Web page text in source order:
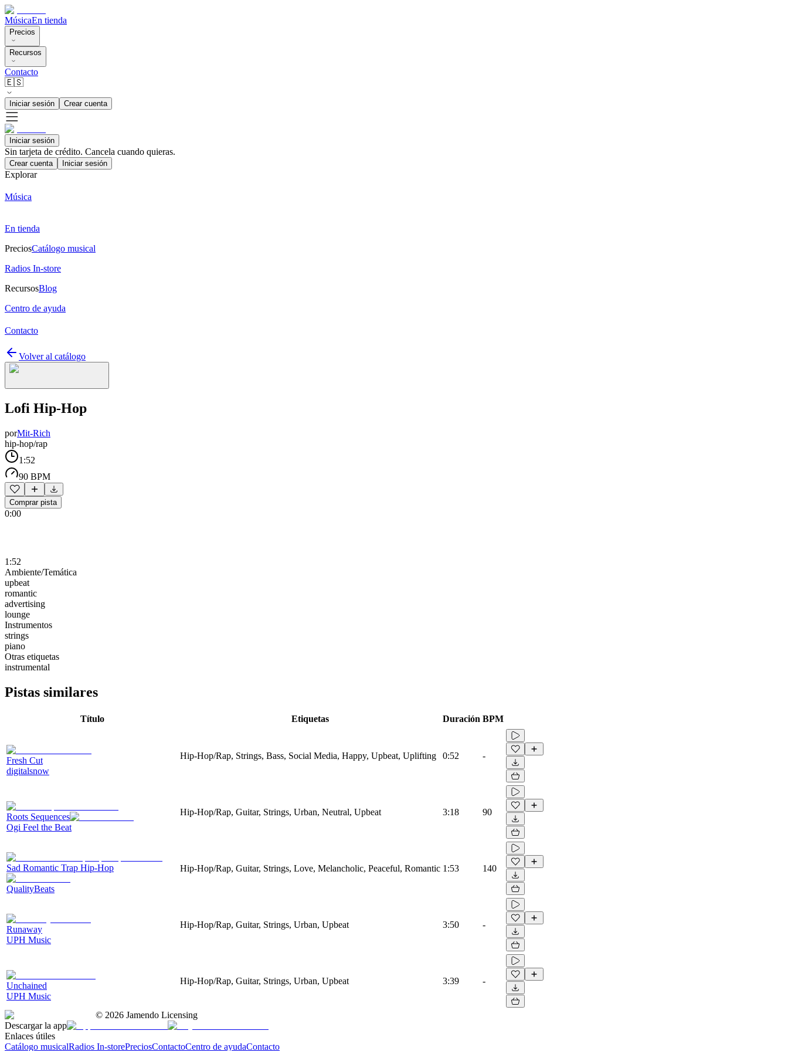
MúsicaEn tienda
Precios
Recursos
Contacto
🇪🇸
Iniciar sesión Crear cuenta
Iniciar sesión
Sin tarjeta de crédito. Cancela cuando quieras.
Crear cuenta Iniciar sesión
Explorar
Música
En tienda
PreciosCatálogo musical
Radios In-store
RecursosBlog
Centro de ayuda
Contacto
Volver al catálogo
Lofi Hip-Hop
porMit-Rich
hip-hop/rap
1:52
90 BPM
Comprar pista
0:00
1:52
Ambiente/Temática
upbeat
romantic
advertising
lounge
Instrumentos
strings
piano
Otras etiquetas
instrumental
Pistas similares
Título Etiquetas Duración BPM
Fresh Cut
digitalsnow
Hip-Hop/Rap, Strings, Bass, Social Media, Happy, Upbeat, Uplifting 0:52 -
Roots Sequences
Ogi Feel the Beat
Hip-Hop/Rap, Guitar, Strings, Urban, Neutral, Upbeat 3:18 90
Sad Romantic Trap Hip-Hop
QualityBeats
Hip-Hop/Rap, Guitar, Strings, Love, Melancholic, Peaceful, Romantic 1:53 140
Runaway
UPH Music
Hip-Hop/Rap, Guitar, Strings, Urban, Upbeat 3:50 -
Unchained
UPH Music
Hip-Hop/Rap, Guitar, Strings, Urban, Upbeat 3:39 -
© 2026 Jamendo Licensing
Descargar la app
Enlaces útiles
Catálogo musicalRadios In-storePreciosContactoCentro de ayudaContacto